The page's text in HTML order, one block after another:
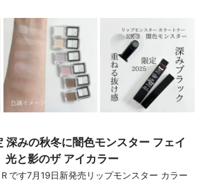
深みの秋冬に闇色モンスター フェイ
光と影のザ アイカラー
です7月19日新発売リップモンスター カラー